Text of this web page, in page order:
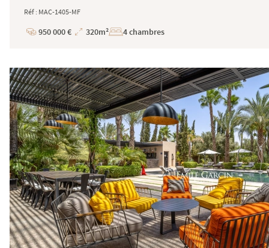
Réf : MAC-1405-MF
Prix
950 000 €
Superficie
320m² 4 chambres